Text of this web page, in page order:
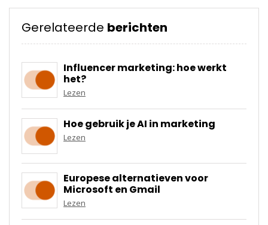
Gerelateerde berichten
Influencer marketing: hoe werkt
het?
Lezen
Hoe gebruik je AI in marketing
Lezen
Europese alternatieven voor
Microsoft en Gmail
Lezen